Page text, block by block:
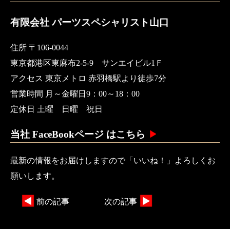
有限会社 パーツスペシャリスト山口
住所 〒106-0044
東京都港区東麻布2-5-9 サンエイビル1Ｆ
アクセス 東京メトロ 赤羽橋駅より徒歩7分
営業時間 月～金曜日9：00～18：00
定休日 土曜 日曜 祝日
当社 FaceBookページ はこちら
最新の情報をお届けしますので「いいね！」よろしくお
願いします。
前の記事 次の記事